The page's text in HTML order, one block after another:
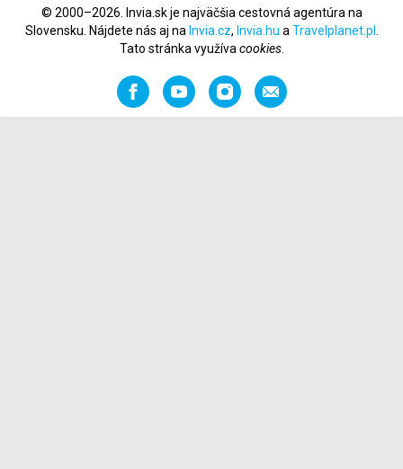
© 2000–2026. Invia.sk je najväčšia cestovná agentúra na
Slovensku. Nájdete nás aj na Invia.cz, Invia.hu a Travelplanet.pl
Tato stránka využíva cookies.
FacebookYouTubeInstagramOdporučiť